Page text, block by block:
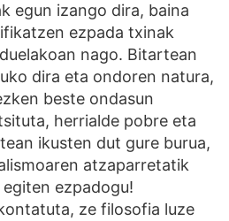
egun izango dira, baina
ezpada txinak
nago. Bitartean
dira eta ondoren natura,
beste ondasun
herrialde pobre eta
ikusten dut gure burua,
atzaparretatik
ezpadogu!
ze filosofia luze